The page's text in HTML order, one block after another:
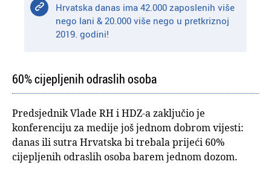
Hrvatska danas ima 42.000 zaposlenih više
nego lani & 20.000 više nego u pretkriznoj
2019. godini!
60% cijepljenih odraslih osoba
Predsjednik Vlade RH i HDZ-a zaključio je
konferenciju za medije još jednom dobrom vijesti:
danas ili sutra Hrvatska bi trebala prijeći 60%
cijepljenih odraslih osoba barem jednom dozom.